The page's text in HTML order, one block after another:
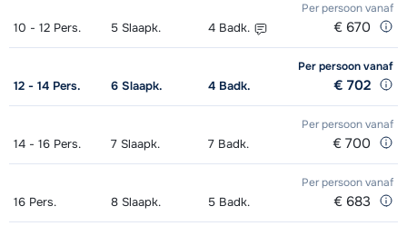
van week
Groepsles snowboard vanaf 8 jaar
weken)
afhankelijk
van week
Groepsles ski Volwassene 's
middags - Beginner (0 weken)
afhankelijk
van week
Groepsles ski Volwassene 's
afhankelijk
Per persoonvanaf
10 - 12 Pers. 5 Slaapk. 4 Badk. € 670
Per persoonvanaf
12 - 14 Pers. 6 Slaapk. 4 Badk. € 702
Per persoonvanaf
14 - 16 Pers. 7 Slaapk. 7 Badk. € 700
Per persoonvanaf
16 Pers. 8 Slaapk. 5 Badk. € 683